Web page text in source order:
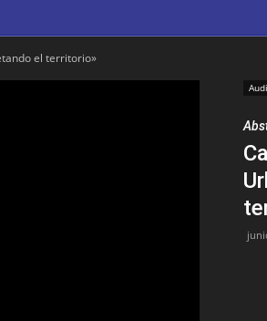
el territorio»